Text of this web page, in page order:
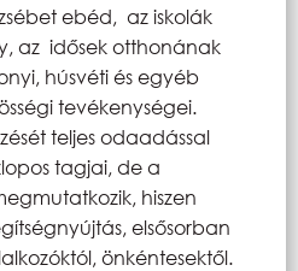
ebéd, az iskolák
az idősek otthonának
húsvéti és egyéb
tevékenységei.
teljes odaadással
tagjai, de a
hiszen
elsősorban
önkéntesektől.